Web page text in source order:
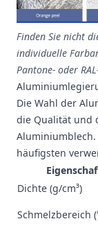
Finden Sie nicht
individuelle
Pantone- oder
Die Wahl der
die Qualität und
häufigsten
Dichte (g/cm³)
Schmelzbereich